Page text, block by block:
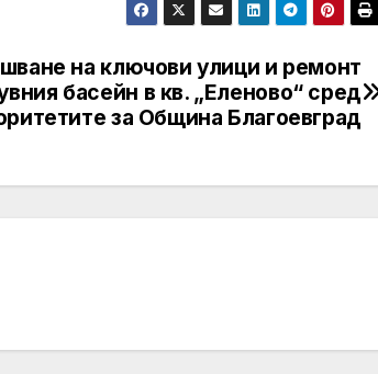
на ключови улици и ремонт
басейн в кв. „Еленово“ сред
за Община Благоевград